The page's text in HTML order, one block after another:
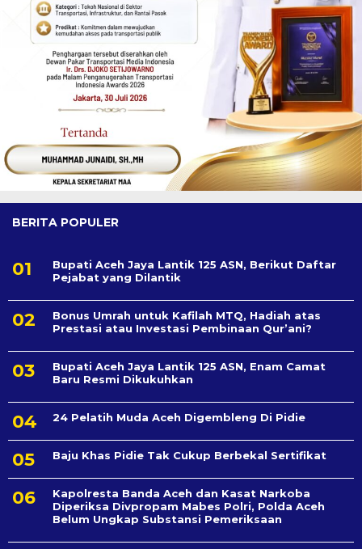
BERITA POPULER
Bupati Aceh Jaya Lantik 125 ASN, Berikut Daftar
Pejabat yang Dilantik
Bonus Umrah untuk Kafilah MTQ, Hadiah atas
Prestasi atau Investasi Pembinaan Qur’ani?
Bupati Aceh Jaya Lantik 125 ASN, Enam Camat
Baru Resmi Dikukuhkan
24 Pelatih Muda Aceh Digembleng Di Pidie
Baju Khas Pidie Tak Cukup Berbekal Sertifikat
Kapolresta Banda Aceh dan Kasat Narkoba
Diperiksa Divpropam Mabes Polri, Polda Aceh
Belum Ungkap Substansi Pemeriksaan